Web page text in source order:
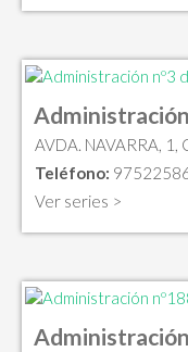
AVDA. NAVARRA, 1,
Teléfono:
Ver series >